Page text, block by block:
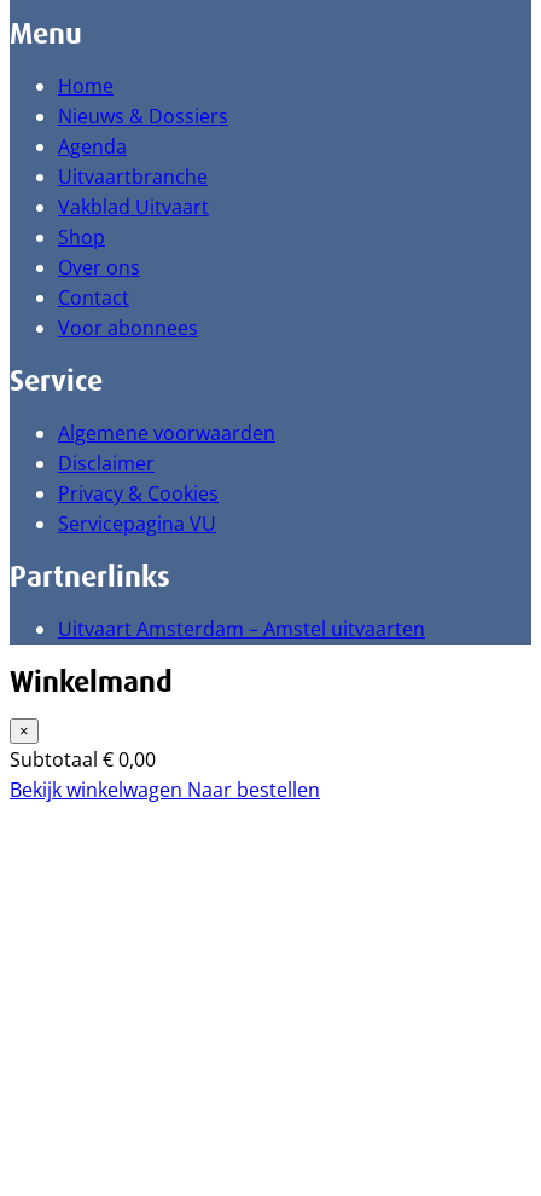
Menu
Home
Nieuws & Dossiers
Agenda
Uitvaartbranche
Vakblad Uitvaart
Shop
Over ons
Contact
Voor abonnees
Service
Algemene voorwaarden
Disclaimer
Privacy & Cookies
Servicepagina VU
Partnerlinks
Uitvaart Amsterdam – Amstel uitvaarten
Winkelmand
×
Subtotaal €0,00
Bekijk winkelwagen Naar bestellen